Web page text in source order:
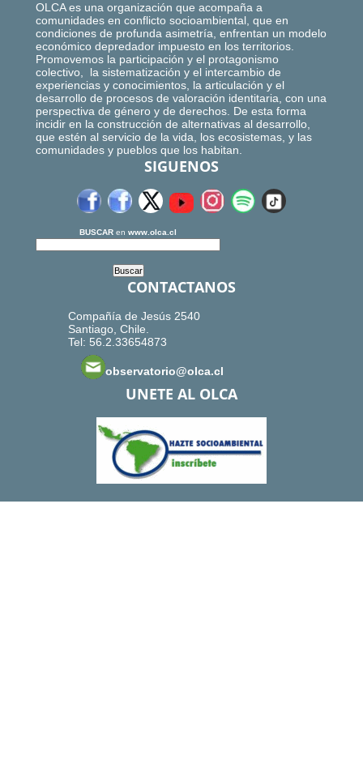
OLCA es una organización que acompaña a
comunidades en conflicto socioambiental, que en
condiciones de profunda asimetría, enfrentan un modelo
económico depredador impuesto en los territorios.
Promovemos la participación y el protagonismo
colectivo, la sistematización y el intercambio de
experiencias y conocimientos, la articulación y el
desarrollo de procesos de valoración identitaria, con una
perspectiva de género y de derechos. De esta forma
incidir en la construcción de alternativas al desarrollo,
que estén al servicio de la vida, los ecosistemas, y las
comunidades y pueblos que los habitan.
SIGUENOS
BUSCAR en www.olca.cl
CONTACTANOS
Compañía de Jesús 2540
Santiago, Chile.
Tel: 56.2.33654873
observatorio@olca.cl
UNETE AL OLCA